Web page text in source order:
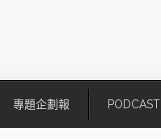
專題企劃報 PODCAST